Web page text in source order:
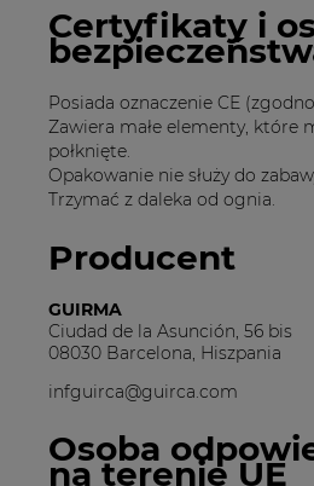
Certyfikaty i
Posiada oznaczenie CE
Zawiera małe elementy, które
połknięte.
Opakowanie nie służy do
Trzymać z daleka od ognia.
Producent
GUIRMA
Ciudad de la Asunción, 56 bis
08030 Barcelona, Hiszpania
infguirca@guirca.com
Osoba
na terenie UE